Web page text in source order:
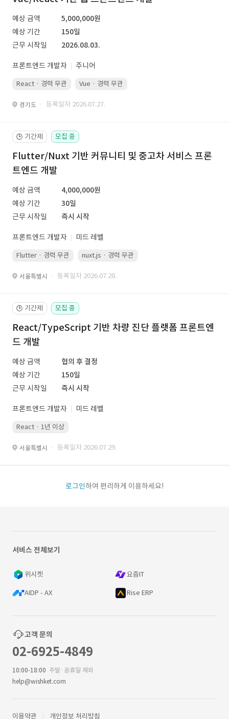
예상 금액
5,000,000원
예상 기간
150일
근무 시작일
2026.08.03.
프론트엔드 개발자 주니어
React · 경력 무관 Vue · 경력 무관
경기도 · 등록일자 2026.07.27.
🕒 기간제 모집 중
Flutter/Nuxt 기반 커뮤니티 및 중고차 서비스 프론
트엔드 개발
예상 금액
4,000,000원
예상 기간
30일
근무 시작일
즉시 시작
프론트엔드 개발자 미드 레벨
Flutter · 경력 무관 nuxt.js · 경력 무관
서울특별시 · 등록일자 2026.07.28.
🕒 기간제 모집 중
React/TypeScript 기반 차량 진단 플랫폼 프론트엔
드 개발
예상 금액
협의 후 결정
예상 기간
150일
근무 시작일
즉시 시작
프론트엔드 개발자 미드 레벨
React · 1년 이상
서울특별시 · 등록일자 2026.07.29.
로그인하여 편리하게 이용하세요!
서비스 전체보기
위시켓 요즘IT
AIDP - AX Rise ERP
고객 문의
02-6925-4849
10:00-18:00 주말·공휴일 제외
help@wishket.com
이용약관 개인정보 처리방침